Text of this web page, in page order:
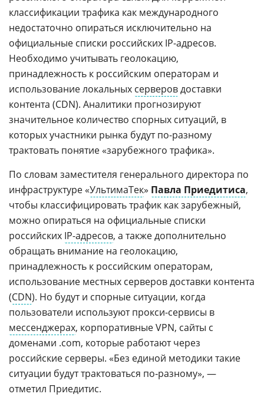
классификации трафика как международного
недостаточно опираться исключительно на
официальные списки российских IP-адресов.
Необходимо учитывать геолокацию,
принадлежность к российским операторам и
использование локальных серверовдоставки
контента (CDN). Аналитики прогнозируют
значительное количество спорных ситуаций, в
которых участники рынка будут по-разному
трактовать понятие «зарубежного трафика».
По словам заместителя генерального директора по
инфраструктуре «УльтимаТек» Павла Приедитиса,
чтобы классифицировать трафик как зарубежный,
можно опираться на официальные списки
российских IP-адресов, а также дополнительно
обращать внимание на геолокацию,
принадлежность к российским операторам,
использование местных серверов доставки контента
(CDN). Но будут и спорные ситуации, когда
пользователи используют прокси-сервисы в
мессенджерах, корпоративные VPN, сайты с
доменами .com, которые работают через
российские серверы. «Без единой методики такие
ситуации будут трактоваться по‑разному», —
отметил Приедитис.